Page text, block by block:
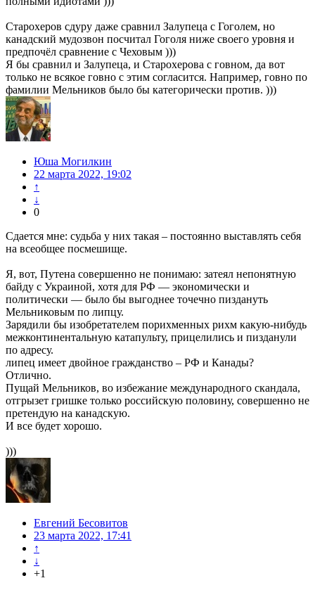
Старохеров сдуру даже сравнил Залупеца с Гоголем, но
канадский мудозвон посчитал Гоголя ниже своего уровня и
предпочёл сравнение с Чеховым )))
Я бы сравнил и Залупеца, и Старохерова с говном, да вот
только не всякое говно с этим согласится. Например, говно по
фамилии Мельников было бы категорически против. )))
Юша Могилкин
22 марта 2022, 19:02
↑
↓
0
Сдается мне: судьба у них такая – постоянно выставлять себя
на всеобщее посмешище.
Я, вот, Путена совершенно не понимаю: затеял непонятную
байду с Украиной, хотя для РФ — экономически и
политически — было бы выгоднее точечно пиздануть
Мельниковым по липцу.
Зарядили бы изобретателем порихменных рихм какую-нибудь
межконтинентальную катапульту, прицелились и пизданули
по адресу.
липец имеет двойное гражданство – РФ и Канады?
Отлично.
Пущай Мельников, во избежание международного скандала,
отгрызет гришке только российскую половину, совершенно не
претендую на канадскую.
И все будет хорошо.
)))
Евгений Бесовитов
23 марта 2022, 17:41
↑
↓
+1